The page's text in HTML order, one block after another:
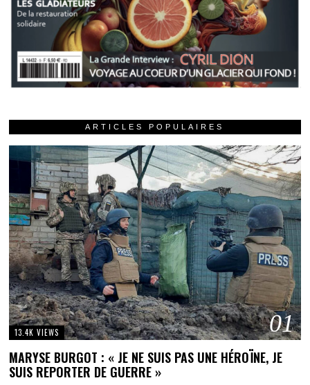
ARTICLES POPULAIRES
01
13.4K VIEWS
MARYSE BURGOT : « JE NE SUIS PAS UNE HÉROÏNE, JE
SUIS REPORTER DE GUERRE »